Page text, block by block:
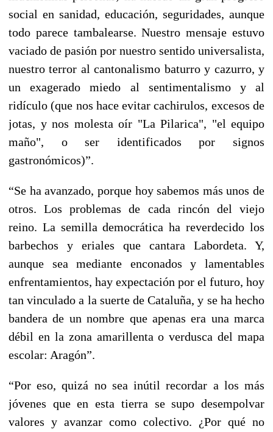
social en sanidad, educación, seguridades, aunque
todo parece tambalearse. Nuestro mensaje estuvo
vaciado de pasión por nuestro sentido universalista,
nuestro terror al cantonalismo baturro y cazurro, y
un exagerado miedo al sentimentalismo y al
ridículo (que nos hace evitar cachirulos, excesos de
jotas, y nos molesta oír "La Pilarica", "el equipo
maño", o ser identificados por signos
gastronómicos)”.
“Se ha avanzado, porque hoy sabemos más unos de
otros. Los problemas de cada rincón del viejo
reino. La semilla democrática ha reverdecido los
barbechos y eriales que cantara Labordeta. Y,
aunque sea mediante enconados y lamentables
enfrentamientos, hay expectación por el futuro, hoy
tan vinculado a la suerte de Cataluña, y se ha hecho
bandera de un nombre que apenas era una marca
débil en la zona amarillenta o verdusca del mapa
escolar: Aragón”.
“Por eso, quizá no sea inútil recordar a los más
jóvenes que en esta tierra se supo desempolvar
valores y avanzar como colectivo. ¿Por qué no